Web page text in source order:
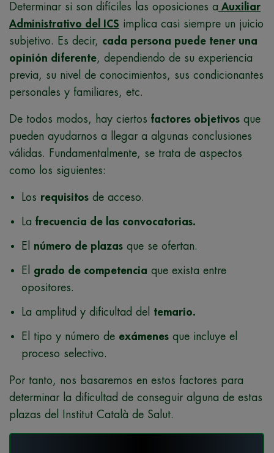
Determinar si son difíciles las oposiciones a Auxiliar
Administrativo del ICS implica casi siempre un juicio
subjetivo. Es decir, cada persona puede tener una
opinión diferente, dependiendo de su experiencia
previa, su nivel de conocimientos, sus condicionantes
personales y familiares, etc.
De todos modos, hay ciertos factores objetivos que
pueden ayudarnos a llegar a algunas conclusiones
válidas. Fundamentalmente, se trata de aspectos
como los siguientes:
Los requisitos de acceso.
La frecuencia de las convocatorias.
El número de plazas que se ofertan.
El grado de competencia que exista entre
opositores.
La amplitud y dificultad del temario.
El tipo y número de exámenes que incluye el
proceso selectivo.
Por tanto, nos basaremos en estos factores para
determinar la dificultad de conseguir alguna de estas
plazas del Institut Català de Salut.